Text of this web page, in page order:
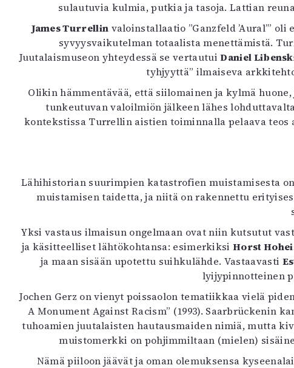
sulautuvia kulmia, putkia ja tasoja. Lattian
James Turrellin valoinstallaatio ”Ganzfeld ’Aural’”
syvyysvaikutelman totaalista menettämistä.
Juutalaismuseon yhteydessä se vertautuiDaniel
tyhjyyttä” ilmaiseva
Olikin hämmentävää, että siilomainen ja kylmä
tunkeutuvan valoilmiön jälkeen lähes
kontekstissa Turrellin aistien toiminnalla pelaava
Lähihistorian suurimpien katastrofien muistamisesta
muistamisen taidetta, ja niitä on rakennettu
Yksi vastaus ilmaisun ongelmaan ovat niin kutsutut
ja käsitteelliset lähtökohtansa: esimerkiksiHorst
ja maan sisään upotettu suihkulähde. Vastaavasti
lyijypinnotteinen
Jochen Gerz on vienyt poissaolon tematiikkaa vielä
A Monument Against Racism” (1993).
tuhoamien juutalaisten hautausmaiden nimiä, mutta
muistomerkki on pohjimmiltaan (mielen)
Nämä piiloon jäävät ja oman olemuksensa